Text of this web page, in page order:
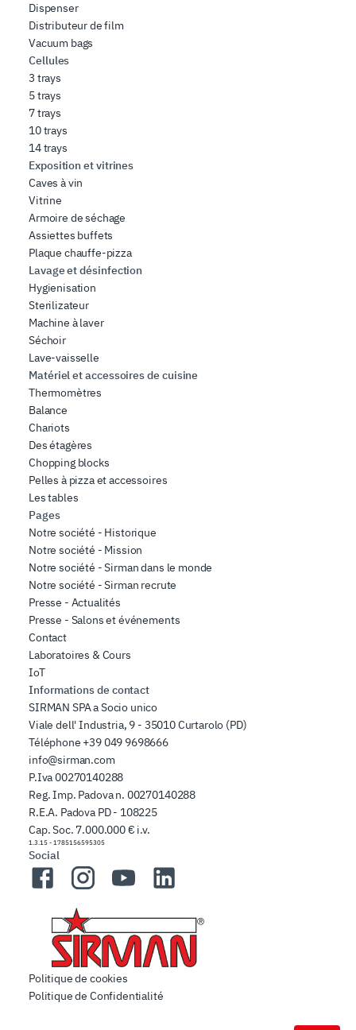
Dispenser
Distributeur de film
Vacuum bags
Cellules
3 trays
5 trays
7 trays
10 trays
14 trays
Exposition et vitrines
Caves à vin
Vitrine
Armoire de séchage
Assiettes buffets
Plaque chauffe-pizza
Lavage et désinfection
Hygienisation
Sterilizateur
Machine à laver
Séchoir
Lave-vaisselle
Matériel et accessoires de cuisine
Thermomètres
Balance
Chariots
Des étagères
Chopping blocks
Pelles à pizza et accessoires
Les tables
Pages
Notre société - Historique
Notre société - Mission
Notre société - Sirman dans le monde
Notre société - Sirman recrute
Presse - Actualités
Presse - Salons et événements
Contact
Laboratoires & Cours
IoT
Informations de contact
SIRMAN SPA a Socio unico
Viale dell' Industria, 9 - 35010 Curtarolo (PD)
Téléphone +39 049 9698666
info@sirman.com
P.Iva 00270140288
Reg. Imp. Padova n. 00270140288
R.E.A. Padova PD - 108225
Cap. Soc. 7.000.000 € i.v.
1.3.15 - 1785156595305
Social
FacebookInstagramYouTubeLinkedIn
Politique de cookies
Politique de Confidentialité